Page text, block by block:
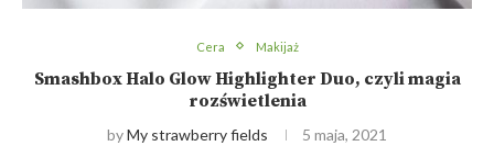
Cera Makijaż
Smashbox Halo Glow Highlighter Duo, czyli magia
rozświetlenia
byMy strawberry fields 5 maja, 2021